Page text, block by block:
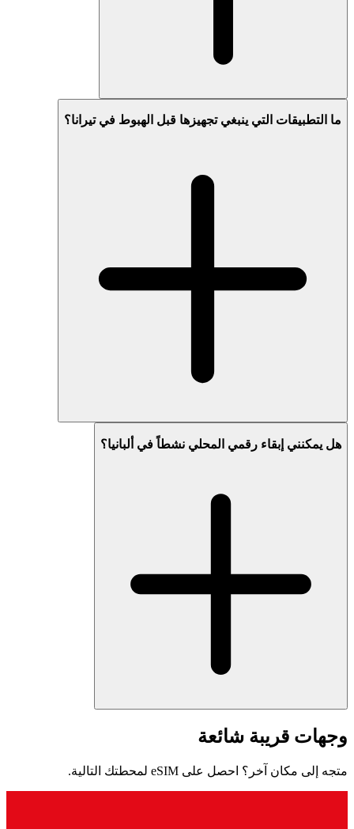
ما التطبيقات التي ينبغي تجهيزها قبل الهبوط في تيرانا؟
هل يمكنني إبقاء رقمي المحلي نشطاً في ألبانيا؟
وجهات قريبة شائعة
متجه إلى مكان آخر؟ احصل على eSIM لمحطتك التالية.